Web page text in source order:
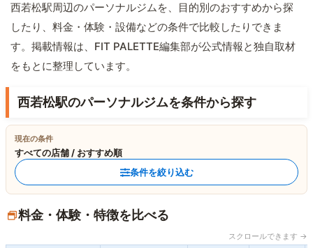
西若松駅周辺のパーソナルジムを、目的別のおすすめから探
したり、料金・体験・設備などの条件で比較したりできま
す。掲載情報は、FIT PALETTE編集部が公式情報と独自取材
をもとに整理しています。
西若松駅のパーソナルジムを条件から探す
現在の条件
すべての店舗 / おすすめ順
条件を絞り込む
料金・体験・特徴を比べる
スクロールできます →